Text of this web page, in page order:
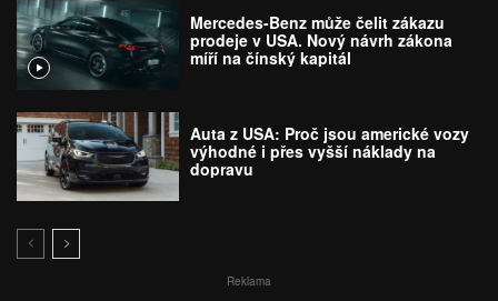
Mercedes-Benz může čelit zákazu
prodeje v USA. Nový návrh zákona
míří na čínský kapitál
Auta z USA: Proč jsou americké vozy
výhodné i přes vyšší náklady na
dopravu
Reklama